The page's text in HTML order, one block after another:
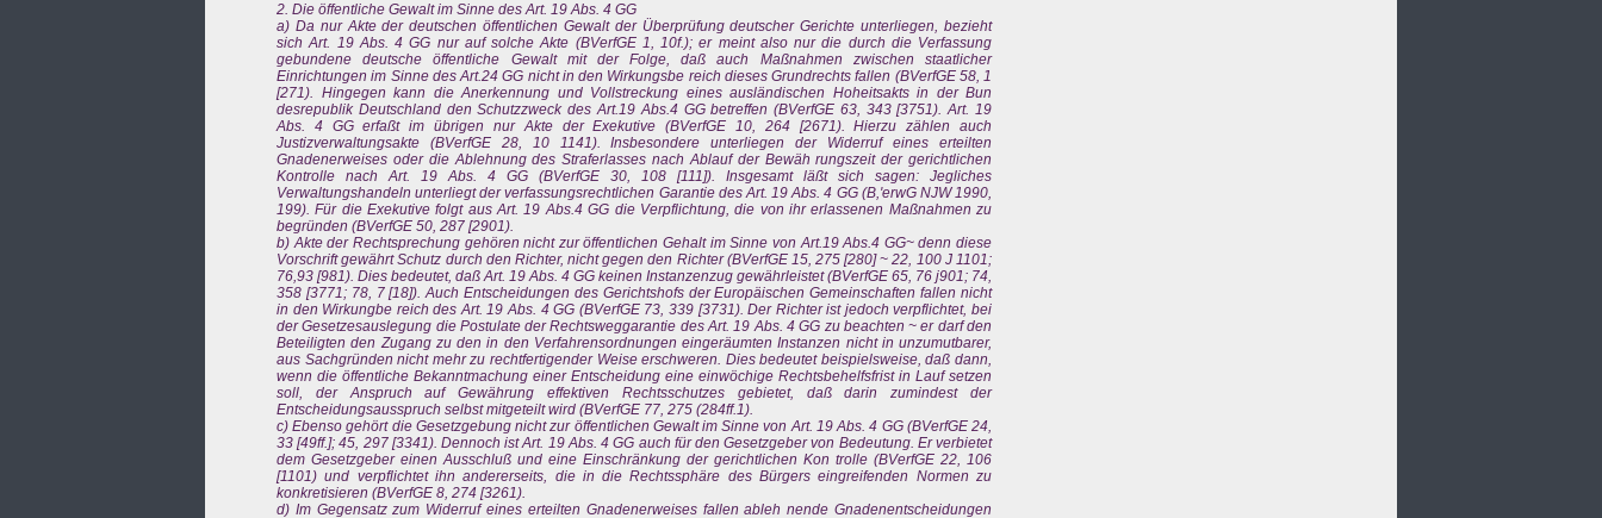
2. Die öffentliche Gewalt im Sinne des Art. 19 Abs. 4 GG
a) Da nur Akte der deutschen öffentlichen Gewalt der Überprüfung deutscher Gerichte unterliegen, bezieht
sich Art. 19 Abs. 4 GG nur auf solche Akte (BVerfGE 1, 10f.); er meint also nur die durch die Verfassung
gebundene deutsche öffentliche Gewalt mit der Folge, daß auch Maßnahmen zwischen staatlicher
Einrichtungen im Sinne des Art.24 GG nicht in den Wirkungsbe reich dieses Grundrechts fallen (BVerfGE 58, 1
[271). Hingegen kann die Anerkennung und Vollstreckung eines ausländischen Hoheitsakts in der Bun
desrepublik Deutschland den Schutzzweck des Art.19 Abs.4 GG betreffen (BVerfGE 63, 343 [3751). Art. 19
Abs. 4 GG erfaßt im übrigen nur Akte der Exekutive (BVerfGE 10, 264 [2671). Hierzu zählen auch
Justizverwaltungsakte (BVerfGE 28, 10 1141). Insbesondere unterliegen der Widerruf eines erteilten
Gnadenerweises oder die Ablehnung des Straferlasses nach Ablauf der Bewäh rungszeit der gerichtlichen
Kontrolle nach Art. 19 Abs. 4 GG (BVerfGE 30, 108 [111]). Insgesamt läßt sich sagen: Jegliches
Verwaltungshandeln unterliegt der verfassungsrechtlichen Garantie des Art. 19 Abs. 4 GG (B,'erwG NJW 1990,
199). Für die Exekutive folgt aus Art. 19 Abs.4 GG die Verpflichtung, die von ihr erlassenen Maßnahmen zu
begründen (BVerfGE 50, 287 [2901).
b) Akte der Rechtsprechung gehören nicht zur öffentlichen Gehalt im Sinne von Art.19 Abs.4 GG~ denn diese
Vorschrift gewährt Schutz durch den Richter, nicht gegen den Richter (BVerfGE 15, 275 [280] ~ 22, 100 J 1101;
76,93 [981). Dies bedeutet, daß Art. 19 Abs. 4 GG keinen Instanzenzug gewährleistet (BVerfGE 65, 76 j901; 74,
358 [3771; 78, 7 [18]). Auch Entscheidungen des Gerichtshofs der Europäischen Gemeinschaften fallen nicht
in den Wirkungbe reich des Art. 19 Abs. 4 GG (BVerfGE 73, 339 [3731). Der Richter ist jedoch verpflichtet, bei
der Gesetzesauslegung die Postulate der Rechtsweggarantie des Art. 19 Abs. 4 GG zu beachten ~ er darf den
Beteiligten den Zugang zu den in den Verfahrensordnungen eingeräumten Instanzen nicht in unzumutbarer,
aus Sachgründen nicht mehr zu rechtfertigender Weise erschweren. Dies bedeutet beispielsweise, daß dann,
wenn die öffentliche Bekanntmachung einer Entscheidung eine einwöchige Rechtsbehelfsfrist in Lauf setzen
soll, der Anspruch auf Gewährung effektiven Rechtsschutzes gebietet, daß darin zumindest der
Entscheidungsausspruch selbst mitgeteilt wird (BVerfGE 77, 275 (284ff.1).
c) Ebenso gehört die Gesetzgebung nicht zur öffentlichen Gewalt im Sinne von Art. 19 Abs. 4 GG (BVerfGE 24,
33 [49ff.]; 45, 297 [3341). Dennoch ist Art. 19 Abs. 4 GG auch für den Gesetzgeber von Bedeutung. Er verbietet
dem Gesetzgeber einen Ausschluß und eine Einschränkung der gerichtlichen Kon trolle (BVerfGE 22, 106
[1101) und verpflichtet ihn andererseits, die in die Rechtssphäre des Bürgers eingreifenden Normen zu
konkretisieren (BVerfGE 8, 274 [3261).
d) Im Gegensatz zum Widerruf eines erteilten Gnadenerweises fallen ableh nende Gnadenentscheidungen